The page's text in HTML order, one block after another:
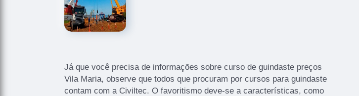
Já que você precisa de informações sobre curso de guindaste preços
Vila Maria, observe que todos que procuram por cursos para guindaste
contam com a Civiltec. O favoritismo deve-se a características, como